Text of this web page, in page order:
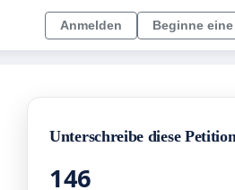
Anmelden Beginne
Unterschreibe diese
146